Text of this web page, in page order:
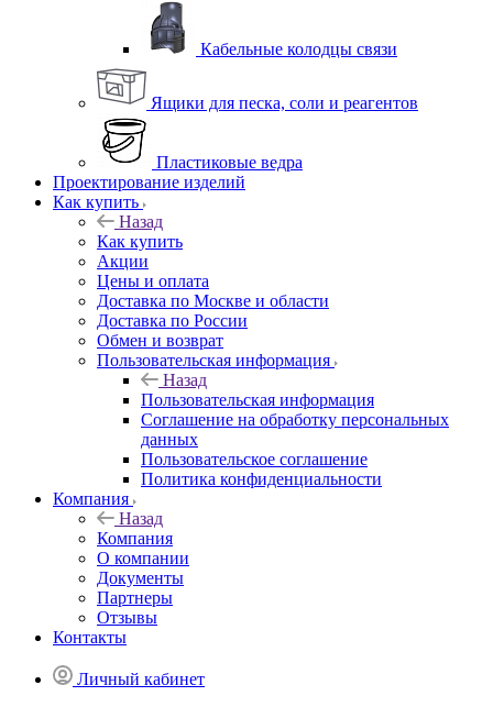
Кабельные колодцы связи
Ящики для песка, соли и реагентов
Пластиковые ведра
Проектирование изделий
Как купить
Назад
Как купить
Акции
Цены и оплата
Доставка по Москве и области
Доставка по России
Обмен и возврат
Пользовательская информация
Назад
Пользовательская информация
Соглашение на обработку персональных
данных
Пользовательское соглашение
Политика конфиденциальности
Компания
Назад
Компания
О компании
Документы
Партнеры
Отзывы
Контакты
Личный кабинет